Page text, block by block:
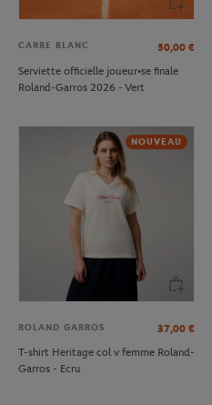
CARRE BLANC 50,00 €
Serviette officielle joueur•se finale
Roland-Garros 2026 - Vert
NOUVEAU
ROLAND GARROS 37,00 €
T-shirt Heritage col v femme Roland-
Garros - Ecru